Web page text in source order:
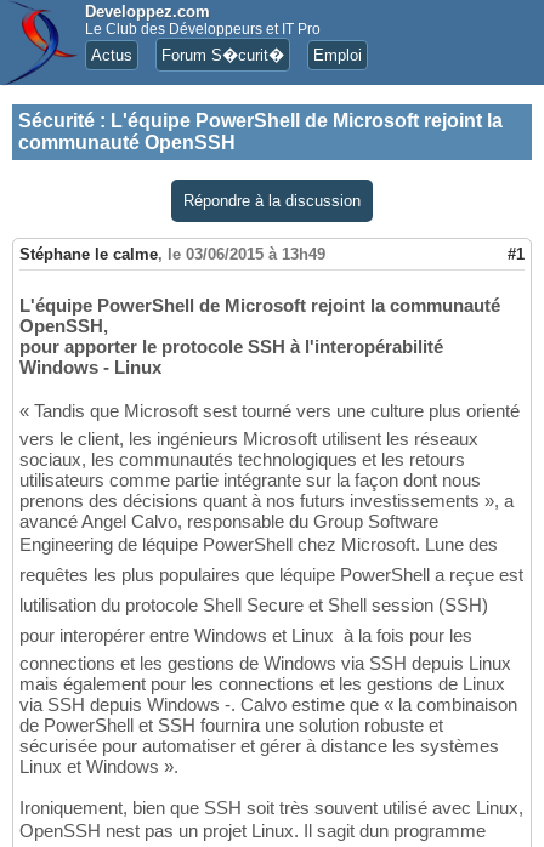
Developpez.com
Le Club des Développeurs et IT Pro
Actus Forum S�curit� Emploi
Sécurité : L'équipe PowerShell de Microsoft rejoint la
communauté OpenSSH
Répondre à la discussion
Stéphane le calme, le 03/06/2015 à 13h49 #1
L'équipe PowerShell de Microsoft rejoint la communauté
OpenSSH,
pour apporter le protocole SSH à l'interopérabilité
Windows - Linux
« Tandis que Microsoft sest tourné vers une culture plus orienté
vers le client, les ingénieurs Microsoft utilisent les réseaux
sociaux, les communautés technologiques et les retours
utilisateurs comme partie intégrante sur la façon dont nous
prenons des décisions quant à nos futurs investissements », a
avancé Angel Calvo, responsable du Group Software
Engineering de léquipe PowerShell chez Microsoft. Lune des
requêtes les plus populaires que léquipe PowerShell a reçue est
lutilisation du protocole Shell Secure et Shell session (SSH)
pour interopérer entre Windows et Linux  à la fois pour les
connections et les gestions de Windows via SSH depuis Linux
mais également pour les connections et les gestions de Linux
via SSH depuis Windows -. Calvo estime que « la combinaison
de PowerShell et SSH fournira une solution robuste et
sécurisée pour automatiser et gérer à distance les systèmes
Linux et Windows ».
Ironiquement, bien que SSH soit très souvent utilisé avec Linux,
OpenSSH nest pas un projet Linux. Il sagit dun programme